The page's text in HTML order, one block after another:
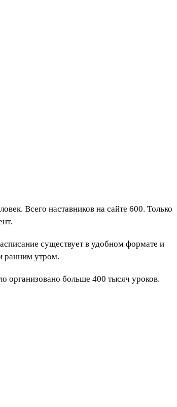
Всего наставников на сайте 600. Только
существует в удобном формате и
ранним утром.
организовано больше 400 тысяч уроков.